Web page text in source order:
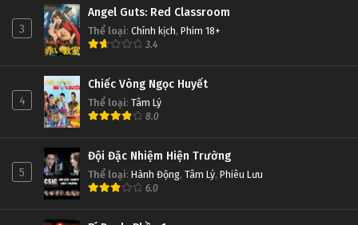
3
Angel Guts: Red Classroom
Thể loại: Chính kịch, Phim 18+
3.4
4
Chiếc Vòng Ngọc Huyết
Thể loại: Tâm Lý
8.0
5
Đội Đặc Nhiệm Hiện Trường
Thể loại: Hành Động, Tâm Lý, Phiêu Lưu
6.0